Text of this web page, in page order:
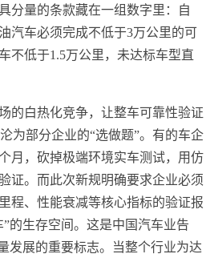
分量的条款藏在一组数字里：自
汽车必须完成不低于3万公里的可
不低于1.5万公里，未达标车型直
的白热化竞争，让整车可靠性验证
为部分企业的“选做题”。有的车企
月，砍掉极端环境实车测试，用仿
证。而此次新规明确要求企业必须
程、性能衰减等核心指标的验证报
的生存空间。这是中国汽车业告
发展的重要标志。当整个行业为达